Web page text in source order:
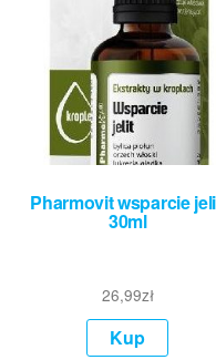
Pharmovit wsparcie
30ml
26,99zł
Kup